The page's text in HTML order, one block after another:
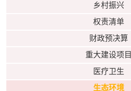
乡村振兴
权责清单
财政预决算
重大建设项目
医疗卫生
生态环境